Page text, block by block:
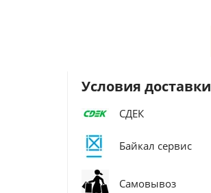
Условия доставки
СДЕК
Байкал сервис
Самовывоз